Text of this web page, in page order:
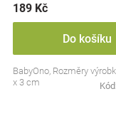
189 Kč
Do košíku
BabyOno, Rozměry
x 3 cm
Kód: